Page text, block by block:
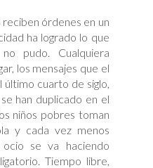
reciben órdenes en un
ha logrado lo que
pudo. Cualquiera
los mensajes que el
cuarto de siglo,
han duplicado en el
niños pobres toman
y cada vez menos
se va haciendo
Tiempo libre,